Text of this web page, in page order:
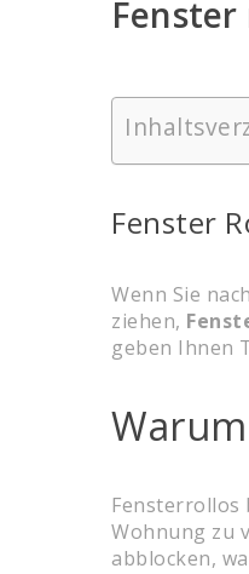
Fenster
Wenn Sie
ziehen,
geben Ihnen
Fensterrollos
Wohnung zu
abblocken,